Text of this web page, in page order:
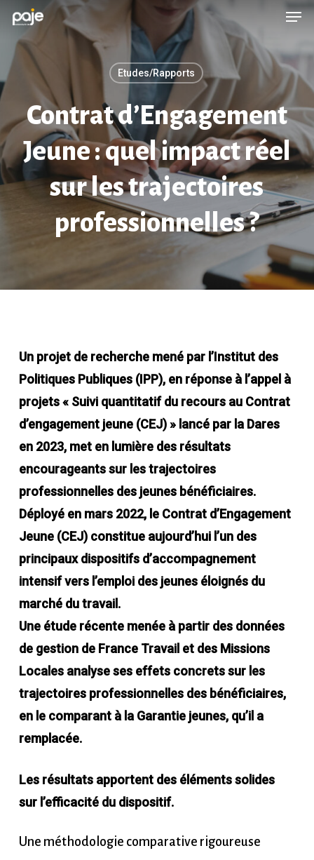
Skip
main
content
Etudes/Rapports
Contrat d’Engagement
Jeune : quel impact réel
sur les trajectoires
professionnelles ?
Un projet de recherche mené par l’Institut des
Politiques Publiques (IPP), en réponse à l’appel à
projets « Suivi quantitatif du recours au Contrat
d’engagement jeune (CEJ) » lancé par la Dares
en 2023, met en lumière des résultats
encourageants sur les trajectoires
professionnelles des jeunes bénéficiaires.
Déployé en mars 2022, le Contrat d’Engagement
Jeune (CEJ) constitue aujourd’hui l’un des
principaux dispositifs d’accompagnement
intensif vers l’emploi des jeunes éloignés du
marché du travail.
Une étude récente menée à partir des données
de gestion de France Travail et des Missions
Locales analyse ses effets concrets sur les
trajectoires professionnelles des bénéficiaires,
en le comparant à la Garantie jeunes, qu’il a
remplacée.
Les résultats apportent des éléments solides
sur l’efficacité du dispositif.
Une méthodologie comparative rigoureuse
Menu